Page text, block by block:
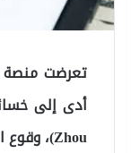
Zhou)، وقوع الهجوم، مشيرًا إلى أن محافظ التخزين البارد لا تزال آمنة.